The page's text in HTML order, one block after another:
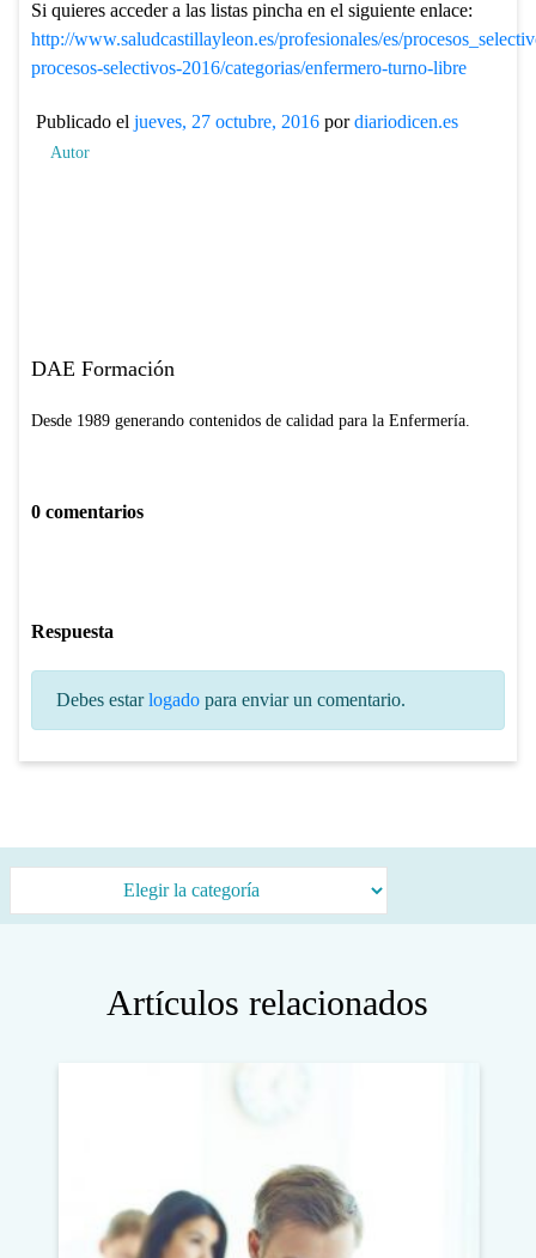
Si quieres acceder a las listas pincha en el siguiente enlace:
http://www.saludcastillayleon.es/profesionales/es/
procesos-selectivos-2016/categorias/enfermero-turno-libre
Publicado el jueves, 27 octubre, 2016 pordiariodicen.es
Autor
DAE Formación
Desde 1989 generando contenidos de calidad para la Enfermería.
0 comentarios
Respuesta
Debes estarlogadopara enviar un comentario.
Artículos relacionados